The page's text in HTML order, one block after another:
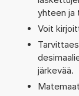
yhteen ja
Voit
järkevää.